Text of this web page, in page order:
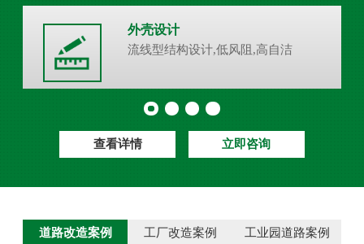
外壳设计
流线型结构设计,低风阻,高自洁
查看详情 立即咨询
道路改造案例 工厂改造案例 工业园道路案例